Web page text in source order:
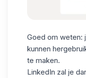
Goed om weten:
kunnen
te maken.
LinkedIn zal je